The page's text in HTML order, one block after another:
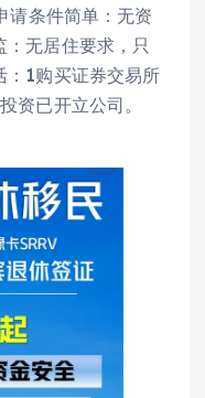
请条件简单：无资
无居住要求，只
：1购买证券交易所
资已开立公司。